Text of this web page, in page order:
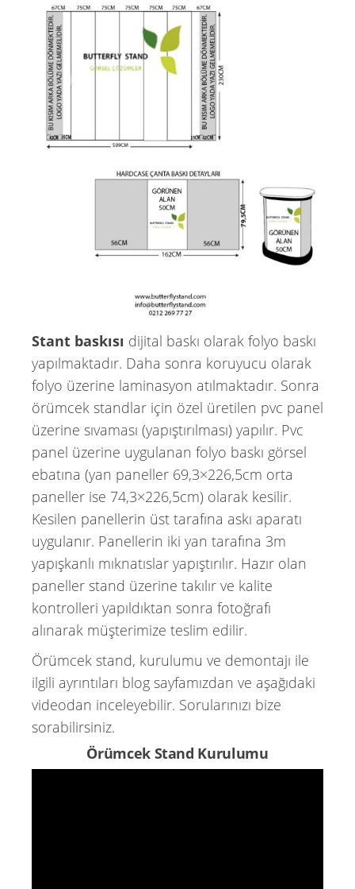
Stant baskısı dijital baskı olarak folyo baskı
yapılmaktadır. Daha sonra koruyucu olarak
folyo üzerine laminasyon atılmaktadır. Sonra
örümcek standlar için özel üretilen pvc panel
üzerine sıvaması (yapıştırılması) yapılır. Pvc
panel üzerine uygulanan folyo baskı görsel
ebatına (yan paneller 69,3×226,5cm orta
paneller ise 74,3×226,5cm) olarak kesilir.
Kesilen panellerin üst tarafına askı aparatı
uygulanır. Panellerin iki yan tarafına 3m
yapışkanlı mıknatıslar yapıştırılır. Hazır olan
paneller stand üzerine takılır ve kalite
kontrolleri yapıldıktan sonra fotoğrafı
alınarak müşterimize teslim edilir.
Örümcek stand, kurulumu ve demontajı ile
ilgili ayrıntıları blog sayfamızdan ve aşağıdaki
videodan inceleyebilir. Sorularınızı bize
sorabilirsiniz.
Örümcek Stand Kurulumu